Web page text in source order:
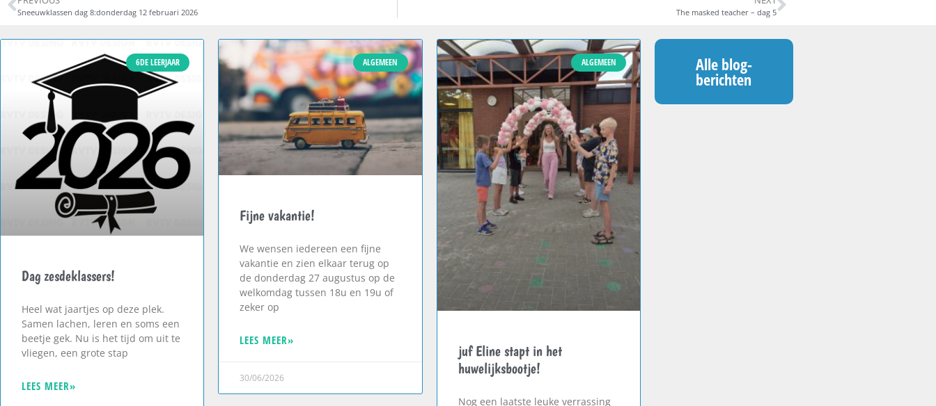
Sneeuwklassen dag 8:donderdag 12 februari 2026 The masked teacher – dag 5
6DE LEERJAAR
Dag zesdeklassers!
Heel wat jaartjes op deze plek.
Samen lachen, leren en soms een
beetje gek. Nu is het tijd om uit te
vliegen, een grote stap
LEES MEER»
ALGEMEEN
Fijne vakantie!
We wensen iedereen een fijne
vakantie en zien elkaar terug op
de donderdag 27 augustus op de
welkomdag tussen 18u en 19u of
zeker op
LEES MEER»
30/06/2026
ALGEMEEN
juf Eline stapt in het
huwelijksbootje!
Nog een laatste leuke verrassing
Alle blog-
berichten